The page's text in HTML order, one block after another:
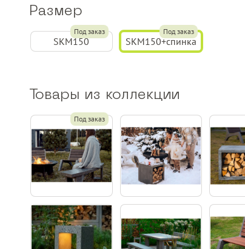
Размер
Под заказ
SKM150
Под заказ
SKM150+спинка
Товары из коллекции
Под заказ